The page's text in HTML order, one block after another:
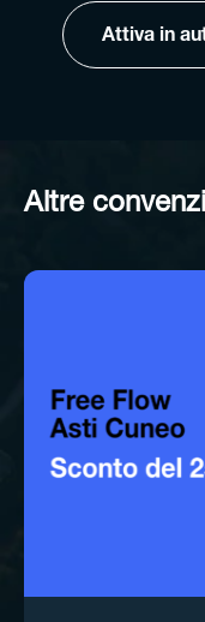
Attiva in
Altre